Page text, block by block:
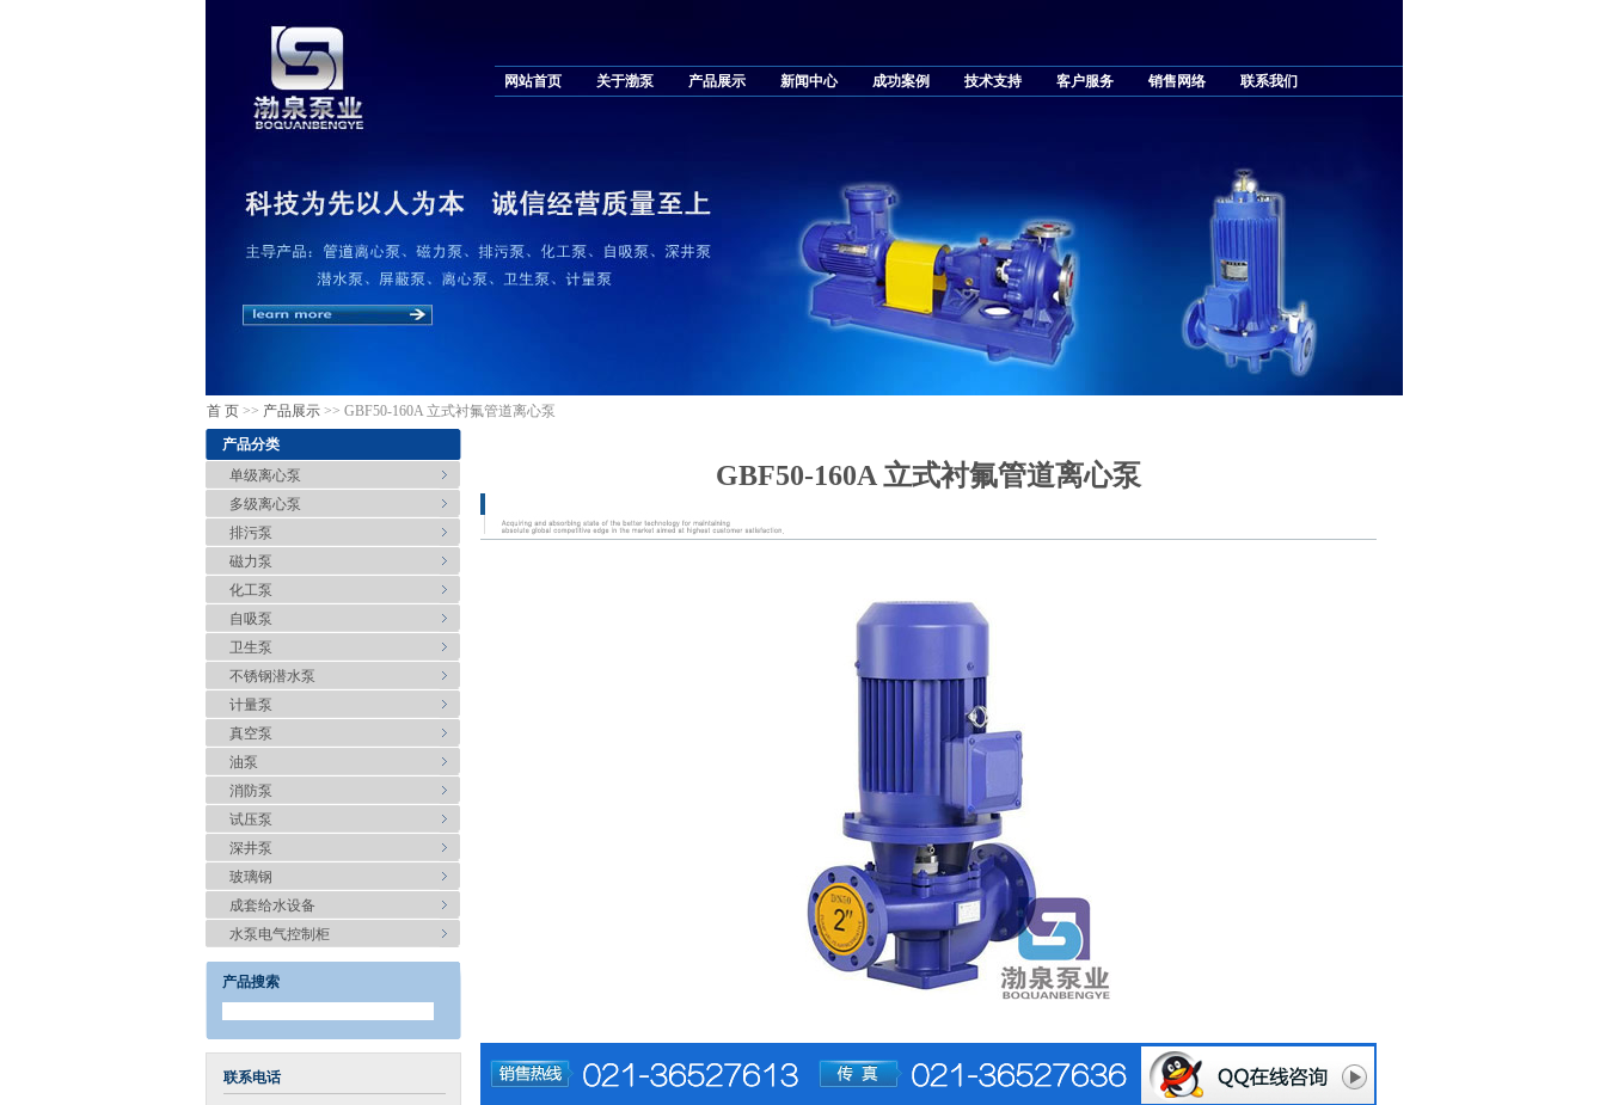
网站首页 关于渤泵 产品展示 新闻中心 成功案例 技术支持 客户服务 销售网络 联系我们
首 页>> 产品展示>> GBF50-160A 立式衬氟管道离心泵
产品分类
单级离心泵
多级离心泵
排污泵
磁力泵
化工泵
自吸泵
卫生泵
不锈钢潜水泵
计量泵
真空泵
油泵
消防泵
试压泵
深井泵
玻璃钢
成套给水设备
水泵电气控制柜
产品搜索
联系电话
GBF50-160A 立式衬氟管道离心泵